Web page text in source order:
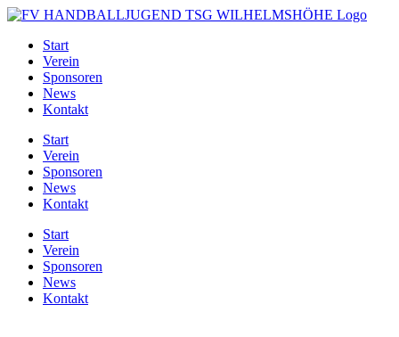
Zum
springenStart
Verein
Sponsoren
News
Kontakt
Start
Verein
Sponsoren
News
Kontakt
Start
Verein
Sponsoren
News
Kontakt